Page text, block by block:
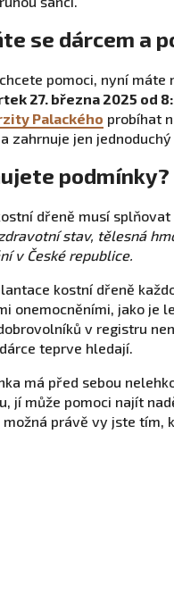
se dárcem a
pomoci, nyní
27. března 2025 od
Palackého probíhat
zahrnuje jen
podmínky?
dřeně musí
stav, tělesná
v České republice.
kostní dřeně
onemocněními, jako je
v registru
teprve hledají.
má před sebou
jí může pomoci najít
právě vy jste tím,